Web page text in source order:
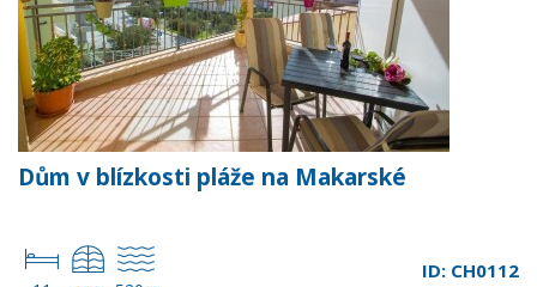
Dům v blízkosti pláže na Makarské
ID: CH0112